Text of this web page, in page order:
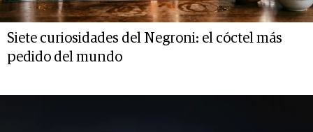
Siete curiosidades del Negroni: el cóctel más
pedido del mundo